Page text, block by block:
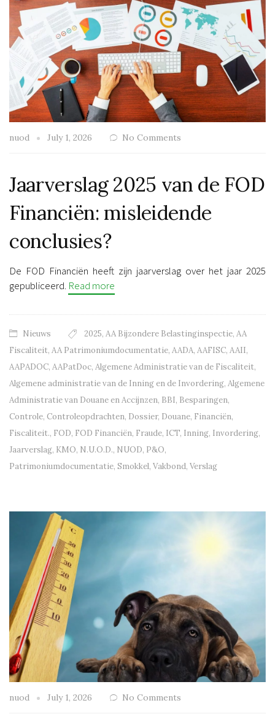
nuod July 1, 2026 No Comments
Jaarverslag 2025 van de FOD
Financiën: misleidende
conclusies?
De FOD Financiën heeft zijn jaarverslag over het jaar 2025
gepubliceerd. Read more
Nieuws 2025, AA Bijzondere Belastinginspectie, AA
Fiscaliteit, AA Patrimoniumdocumentatie, AADA, AAFISC, AAII,
AAPADOC, AAPatDoc, Algemene Administratie van de Fiscaliteit,
Algemene administratie van de Inning en de Invordering, Algemene
Administratie van Douane en Accijnzen, BBI, Besparingen,
Controle, Controleopdrachten, Dossier, Douane, Financiën,
Fiscaliteit., FOD, FOD Financiën, Fraude, ICT, Inning, Invordering,
Jaarverslag, KMO, N.U.O.D., NUOD, P&O,
Patrimoniumdocumentatie, Smokkel, Vakbond, Verslag
nuod July 1, 2026 No Comments